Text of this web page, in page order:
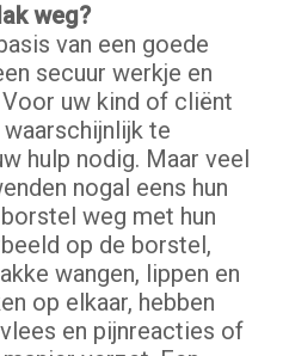
weg?
van een goede
secuur werkje en
uw kind of cliënt
te
hulp nodig. Maar veel
nogal eens hun
weg met hun
op de borstel,
wangen, lippen en
op elkaar, hebben
en pijnreacties of